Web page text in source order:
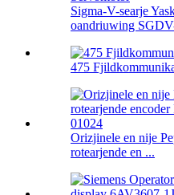
Sigma-V-searje
oandriuwing
475
Orizjinele en nije
rotearjende en ...